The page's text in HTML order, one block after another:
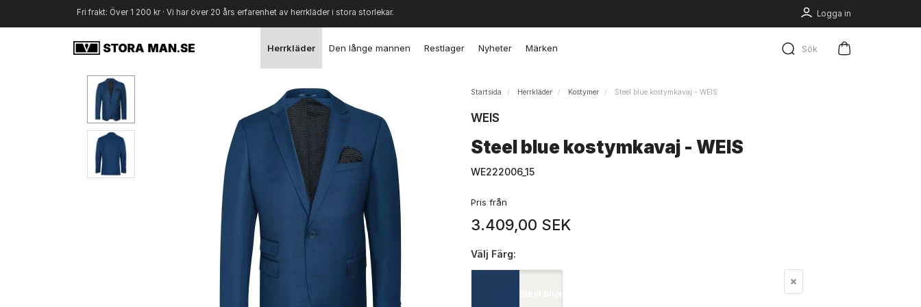
Logga in
Fri frakt: Över 1 200 kr · Vi har över 20 års erfarenhet av herrkläder i stora storlekar.
Sök
Herrkläder Den långe mannen Restlager Nyheter Märken
Startsida Herrkläder Kostymer Steel blue kostymkavaj - WEIS
WEIS
Steel blue kostymkavaj - WEIS
WE222006_15
Pris från
3.409,00 SEK
Välj Färg:
Steel Blue